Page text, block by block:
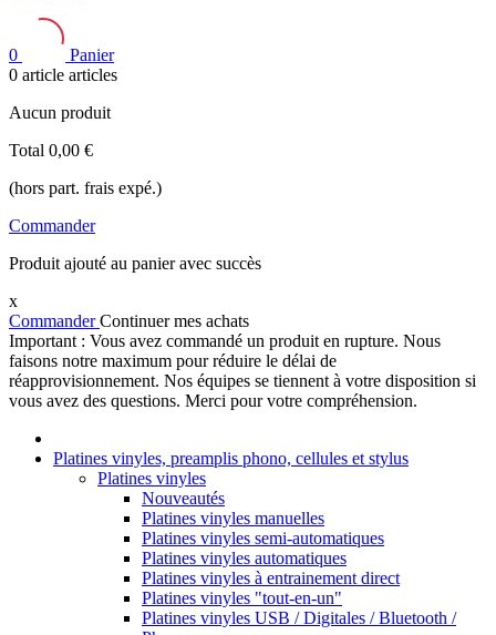
0
Panier
0 article articles
Aucun produit
Total 0,00 €
(hors part. frais expé.)
Commander
Produit ajouté au panier avec succès
x
CommanderContinuer mes achats
Important : Vous avez commandé un produit en rupture. Nous
faisons notre maximum pour réduire le délai de
réapprovisionnement. Nos équipes se tiennent à votre disposition si
vous avez des questions. Merci pour votre compréhension.
Platines vinyles, preamplis phono, cellules et stylus
Platines vinyles
Nouveautés
Platines vinyles manuelles
Platines vinyles semi-automatiques
Platines vinyles automatiques
Platines vinyles à entrainement direct
Platines vinyles "tout-en-un"
Platines vinyles USB / Digitales / Bluetooth /